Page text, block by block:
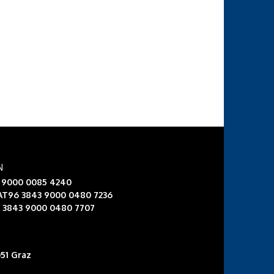
0085 4240
3843 9000 0480 7236
9000 0480 7707
Graz